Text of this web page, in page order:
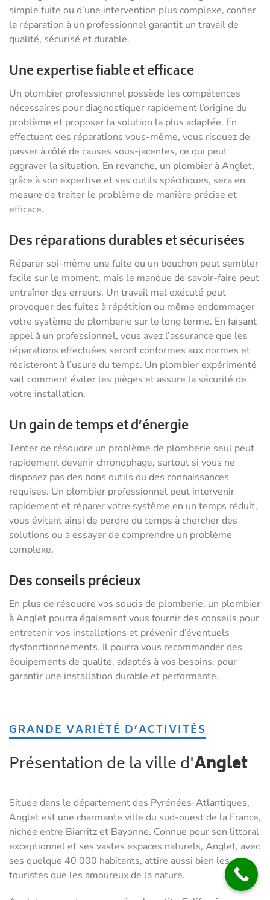
simple fuite ou d’une intervention plus complexe, confier
la réparation à un professionnel garantit un travail de
qualité, sécurisé et durable.
Une expertise fiable et efficace
Un plombier professionnel possède les compétences
nécessaires pour diagnostiquer rapidement l’origine du
problème et proposer la solution la plus adaptée. En
effectuant des réparations vous-même, vous risquez de
passer à côté de causes sous-jacentes, ce qui peut
aggraver la situation. En revanche, un plombier à Anglet,
grâce à son expertise et ses outils spécifiques, sera en
mesure de traiter le problème de manière précise et
efficace.
Des réparations durables et sécurisées
Réparer soi-même une fuite ou un bouchon peut sembler
facile sur le moment, mais le manque de savoir-faire peut
entraîner des erreurs. Un travail mal exécuté peut
provoquer des fuites à répétition ou même endommager
votre système de plomberie sur le long terme. En faisant
appel à un professionnel, vous avez l’assurance que les
réparations effectuées seront conformes aux normes et
résisteront à l’usure du temps. Un plombier expérimenté
sait comment éviter les pièges et assure la sécurité de
votre installation.
Un gain de temps et d’énergie
Tenter de résoudre un problème de plomberie seul peut
rapidement devenir chronophage, surtout si vous ne
disposez pas des bons outils ou des connaissances
requises. Un plombier professionnel peut intervenir
rapidement et réparer votre système en un temps réduit,
vous évitant ainsi de perdre du temps à chercher des
solutions ou à essayer de comprendre un problème
complexe.
Des conseils précieux
En plus de résoudre vos soucis de plomberie, un plombier
à Anglet pourra également vous fournir des conseils pour
entretenir vos installations et prévenir d’éventuels
dysfonctionnements. Il pourra vous recommander des
équipements de qualité, adaptés à vos besoins, pour
garantir une installation durable et performante.
GRANDE VARIÉTÉ D’ACTIVITÉS
Présentation de la ville d'Anglet
Située dans le département des Pyrénées-Atlantiques,
Anglet est une charmante ville du sud-ouest de la France,
nichée entre Biarritz et Bayonne. Connue pour son littoral
exceptionnel et ses vastes espaces naturels, Anglet, avec
ses quelque 40 000 habitants, attire aussi bien les
touristes que les amoureux de la nature.